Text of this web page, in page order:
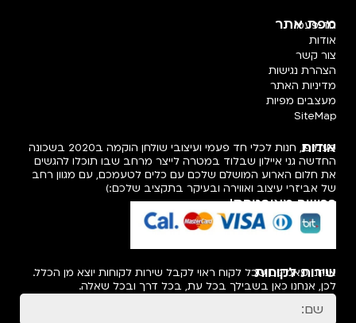
מפת אתר
חד פעמי
אודות
צור קשר
הצהרת נגישות
מדיניות האתר
מעצבים מפיות
SiteMap
אודות
פעמיפו, חנות לכלי חד פעמי ועיצובי שולחן הוקמה ב2020 בשכונה
החדשה גני איילון שבלוד במטרה לייצר מרחב שבו תוכלו להגשים
את חלום הארוע המושלם שלכם עם כלים לטעמכם, עם מגוון רחב
של אביזרי עיצוב ואווירה ובעיקר בתקציב שלכם:)
רכישה מאובטחת!
שירות לקוחות
אנחנו מאמינים שכל לקוח ראוי לקבל שירות לקוחות יוצא מן הכלל.
לכן, אנחנו כאן בשבילך בכל עת, בכל דרך ובכל שאלה.